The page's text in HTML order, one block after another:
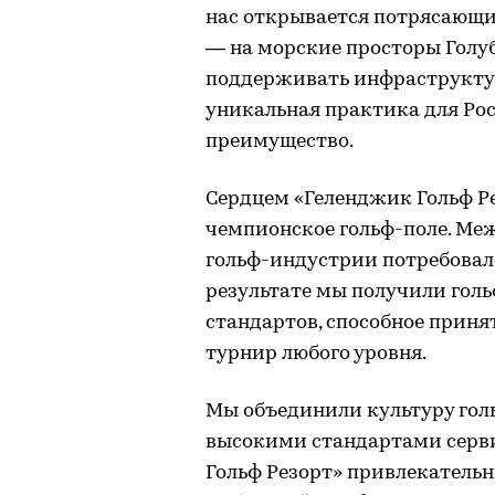
нас открывается
— на морские просторы
поддерживать
уникальная практика для
преимущество.
Сердцем «Геленджик Гольф
чемпионское гольф-поле.
гольф-индустрии
результате мы получили
стандартов, способное
турнир любого уровня.
Мы объединили культуру
высокими стандартами
Гольф Резорт»